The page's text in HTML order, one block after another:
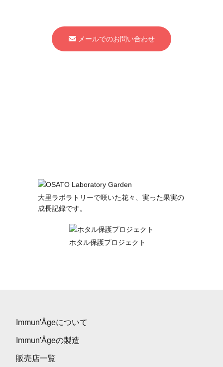
メールでのお問い合わせ
大里ラボラトリーで咲いた花々、実った果実の
成長記録です。
ホタル保護プロジェクト
Immun'Âgeについて
Immun'Âgeの製造
販売店一覧